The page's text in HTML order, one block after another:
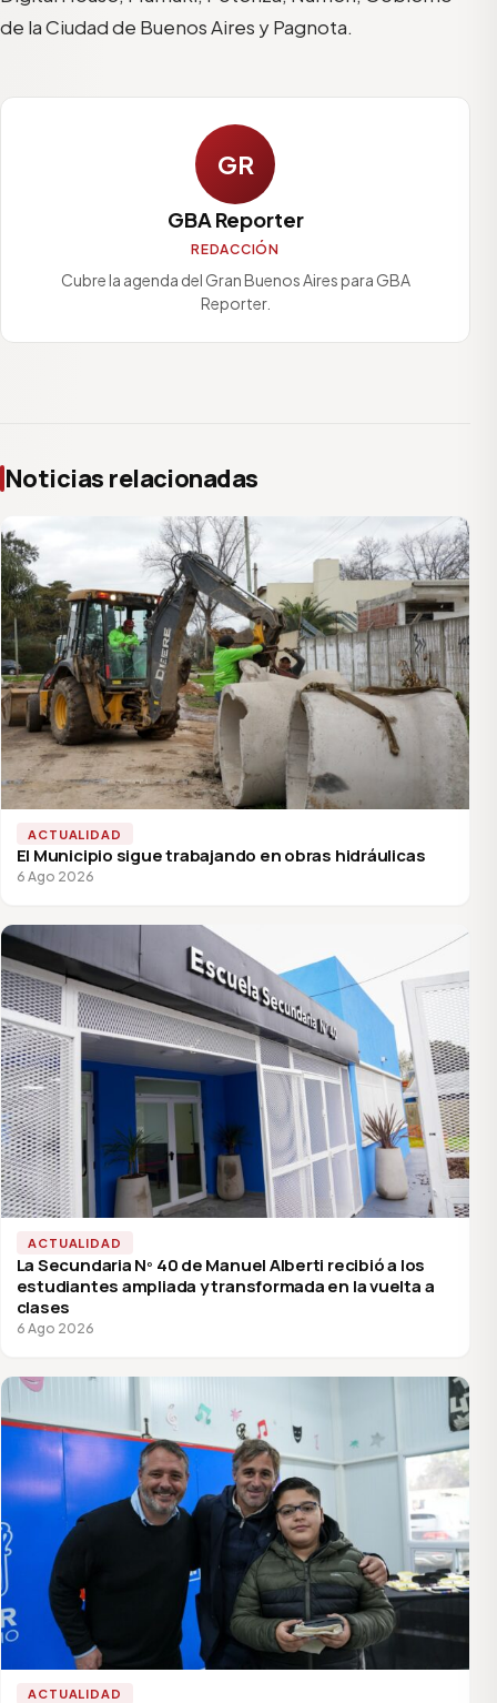
de la Ciudad de Buenos Aires y Pagnota.
GR
GBA Reporter
REDACCIÓN
Cubre la agenda del Gran Buenos Aires para GBA
Reporter.
Noticias relacionadas
ACTUALIDAD
El Municipio sigue trabajando en obras hidráulicas
6 Ago 2026
ACTUALIDAD
La Secundaria Nº 40 de Manuel Alberti recibió a los
estudiantes ampliada y transformada en la vuelta a
clases
6 Ago 2026
ACTUALIDAD